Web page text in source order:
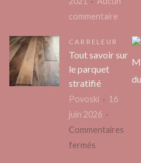
commentaire
que
vous
CARRELEUR
Tout savoir sur
le parquet
stratifié
Povoski
16
juin 2026
Commentaires
fermés